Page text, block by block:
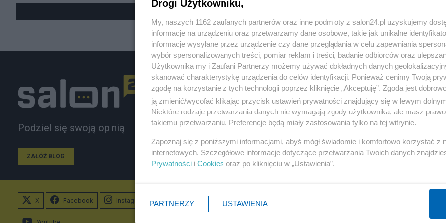
Podziel się swoją opinią
ZAŁÓŻ BLOG
Polityka
PiS
Rząd
NATO
KO
Gospodarka
Biznes
Pieniądze
Centralny Port Komunikacyjny
Inwestycje
Podatki
X Facebook Instagram
Youtube
Drogi Użytkowniku,
My, naszych 1162 zaufanych partnerów oraz inne podmioty z salon24.pl uzyskujemy
informacje na urządzeniu oraz przetwarzamy dane osobowe, takie jak unikalne
informacje wysyłane przez urządzenie czy dane przeglądania w celu zapewniania
wybór spersonalizowanych treści, pomiar reklam i treści, badanie odbiorców oraz
Użytkownika my i Zaufani Partnerzy możemy używać dokładnych danych
skanować charakterystykę urządzenia do celów identyfikacji. Ponieważ cenimy Twoją
zgodę na korzystanie z tych technologii poprzez kliknięcie „Akceptuję”. Zgoda jest
ją zmienić/wycofać klikając przycisk ustawień prywatności znajdujący się w lewym
Niektóre rodzaje przetwarzania danych nie wymagają zgody użytkownika, ale masz
takiemu przetwarzaniu. Preferencje będą miały zastosowania tylko na tej witrynie.
Zapoznaj się z poniższymi informacjami, abyś mógł świadomie i komfortowo korzystać z
internetowych. Szczegółowe informacje dotyczące przetwarzania Twoich danych
Prywatności i Cookies oraz po kliknięciu w „Ustawienia”.
PARTNERZY USTAWIENIA